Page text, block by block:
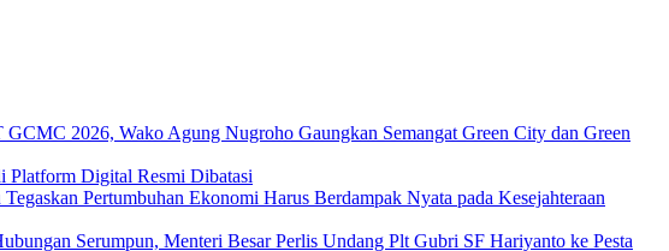
2026, Wako Agung Nugroho Gaungkan Semangat Green City dan Green
Platform Digital Resmi Dibatasi
Pertumbuhan Ekonomi Harus Berdampak Nyata pada Kesejahteraan
Serumpun, Menteri Besar Perlis Undang Plt Gubri SF Hariyanto ke Pesta